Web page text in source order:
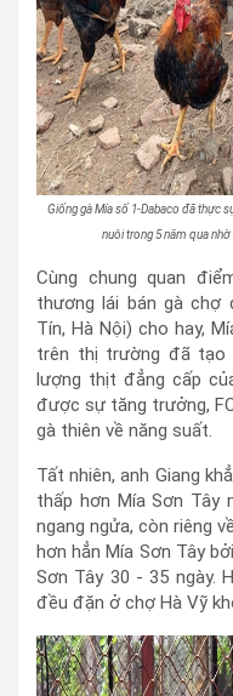
Giống gà Mía số 1-Dabaco đã thực
nuôi trong 5 năm qua
Cùng chung quan
thương lái bán gà chợ
Tín, Hà Nội) cho hay,
trên thị trường đã tạo
lượng thịt đẳng cấp
được sự tăng trưởng,
gà thiên về năng suất.
Tất nhiên, anh Giang
thấp hơn Mía Sơn Tây
ngang ngửa, còn riêng
hơn hẳn Mía Sơn Tây
Sơn Tây 30 - 35 ngày.
đều đặn ở chợ Hà Vỹ